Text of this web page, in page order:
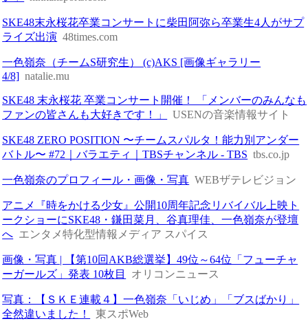
SKE48末永桜花卒業コンサートに柴田阿弥ら卒業生4人がサプ
ライズ出演 48times.com
一色嶺奈（チームS研究生） (c)AKS [画像ギャラリー
4/8] natalie.mu
SKE48 末永桜花 卒業コンサート開催！ 「メンバーのみんなも
ファンの皆さんも大好きです！」
USENの音楽情報サイト
SKE48 ZERO POSITION 〜チームスパルタ！能力別アンダー
バトル〜 #72｜バラエティ｜TBSチャンネル - TBS tbs.co.jp
一色嶺奈のプロフィール・画像・写真 WEBザテレビジョン
アニメ『時をかける少女』公開10周年記念リバイバル上映ト
ークショーにSKE48・鎌田菜月、谷真理佳、一色嶺奈が登壇
へ エンタメ特化型情報メディア スパイス
画像・写真 | 【第10回AKB総選挙】49位～64位「フューチャ
ーガールズ」発表 10枚目
オリコンニュース
写真：【ＳＫＥ連載４】一色嶺奈「いじめ」「ブスばかり」
全然違いました！
東スポWeb